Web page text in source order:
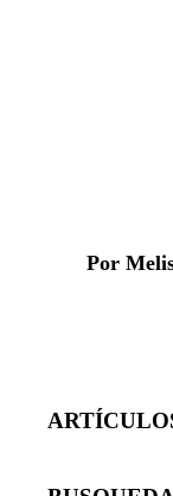
Por